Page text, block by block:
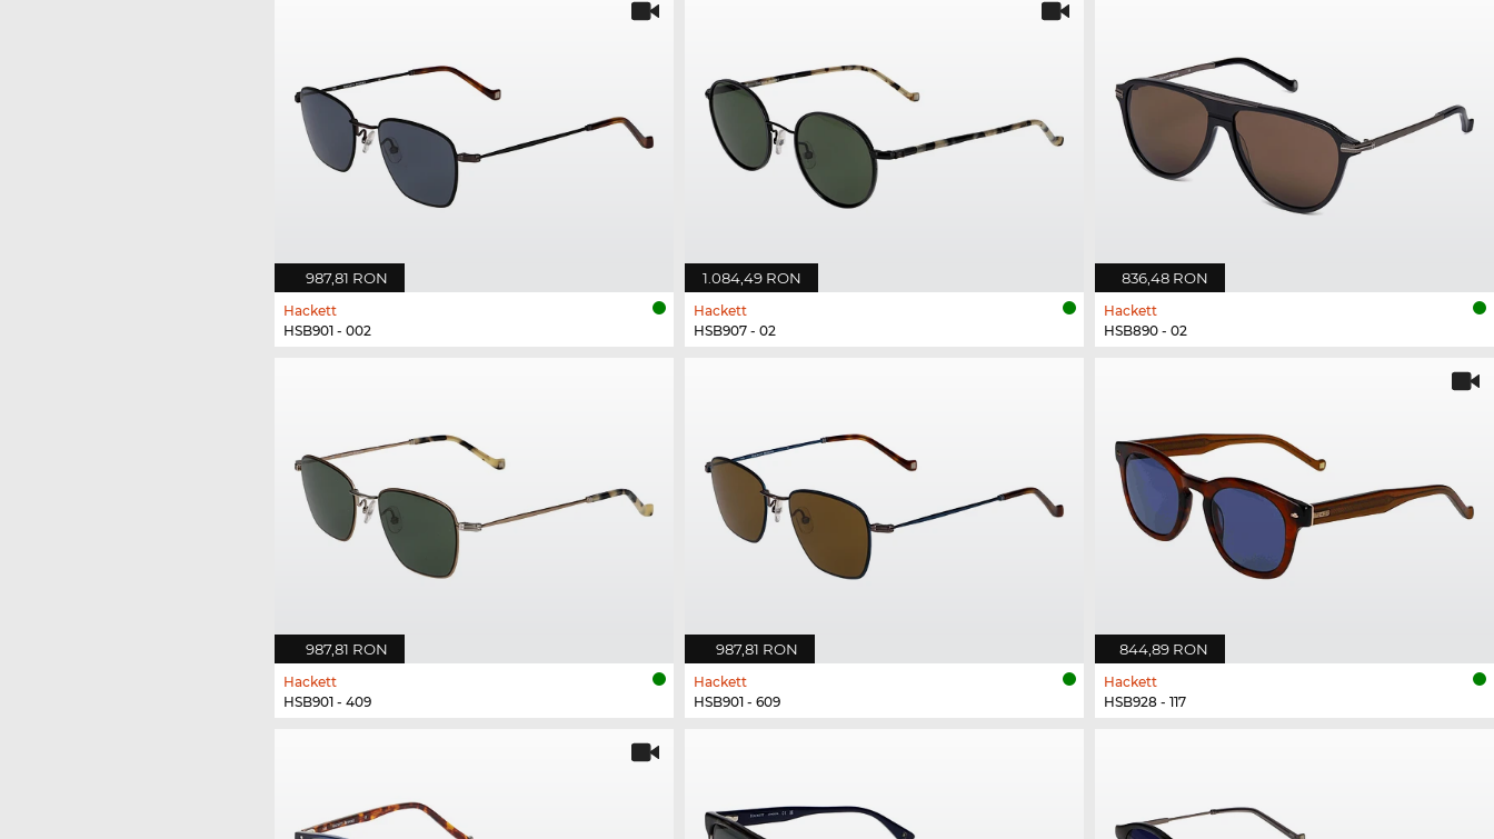
987,81 RON
Hackett
HSB901 - 002
1.084,49 RON
Hackett
HSB907 - 02
836,48 RON
Hackett
HSB890 - 02
987,81 RON
Hackett
HSB901 - 409
987,81 RON
Hackett
HSB901 - 609
844,89 RON
Hackett
HSB928 - 117